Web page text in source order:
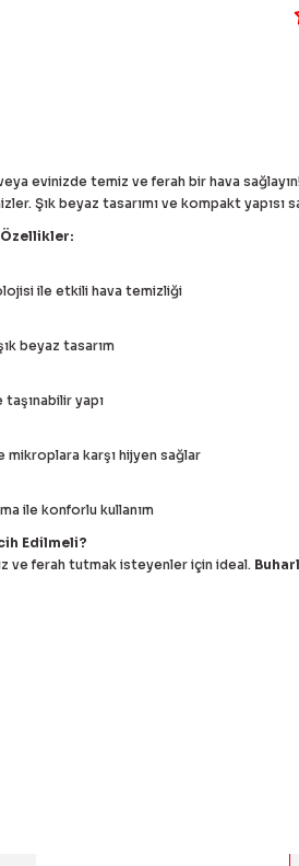
evinizde temiz ve ferah bir hava sağlayın!
Şık beyaz tasarımı ve kompakt
Özellikler:
ile etkili hava temizliği
beyaz tasarım
yapı
mikroplara karşı hijyen sağlar
ile konforlu kullanım
Edilmeli?
ve ferah tutmak isteyenler için ideal.